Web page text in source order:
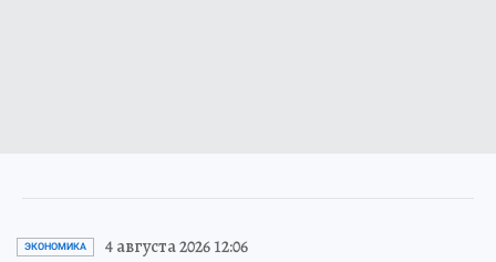
ЭКОНОМИКА 4 августа 2026 12:06